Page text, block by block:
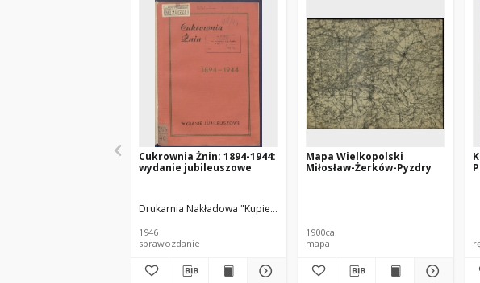
Cukrownia Żnin: 1894-1944:
wydanie jubileuszowe
Drukarnia Nakładowa "Kupiec" (Poznań)
1946
sprawozdanie
Mapa Wielkopolski
Miłosław-Żerków-Pyzdry
1900ca
mapa